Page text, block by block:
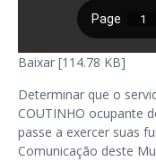
Baixar [114.78 KB]
Determinar que o
COUTINHO ocupante
passe a exercer suas
Comunicação deste